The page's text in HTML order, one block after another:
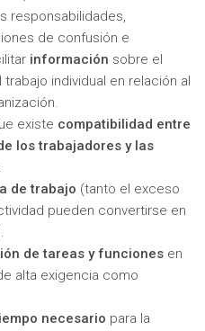
responsabilidades,
de confusión e
información sobre el
individual en relación al
existe compatibilidad entre
los trabajadores y las
de trabajo (tanto el exceso
pueden convertirse en
de tareas y funciones en
alta exigencia como
necesario para la